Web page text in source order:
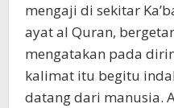
mengaji di sekitar
ayat al Quran,
mengatakan pada
kalimat itu begitu
datang dari manusia.